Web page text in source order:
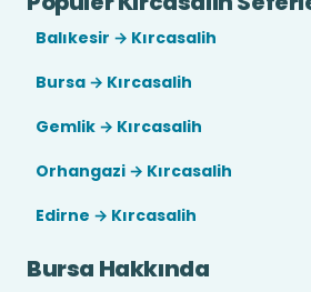
Balıkesir → Kırcasalih
Bursa → Kırcasalih
Gemlik → Kırcasalih
Orhangazi → Kırcasalih
Edirne → Kırcasalih
Bursa Hakkında